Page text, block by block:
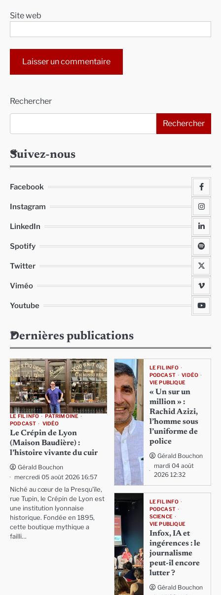
Site web
Rechercher
Rechercher
Suivez-nous
Facebook
Instagram
LinkedIn
Spotify
Twitter
Viméo
Youtube
Dernières publications
LE FIL INFO
PATRIMOINE
PODCAST
VIDÉO
Le Crépin de Lyon
(Maison Baudière) :
l’histoire vivante du cuir
Gérald Bouchon
mercredi 05 août 2026 16:57
Niché au cœur de la Presqu'île,
rue Tupin, le Crépin de Lyon est
une institution lyonnaise
historique. Fondée en 1895,
cette boutique mythique a
failli…
LE FIL INFO
PODCAST
VIDÉO
VIE PUBLIQUE
« Un sur un
million » :
Rachid Azizi,
l’homme sous
l’uniforme de
police
Gérald Bouchon
mardi 04 août
2026 12:32
LE FIL INFO
PODCAST
SCIENCE
VIE PUBLIQUE
Infox, IA et
ingérences : le
journalisme
peut-il encore
lutter ?
Gérald Bouchon